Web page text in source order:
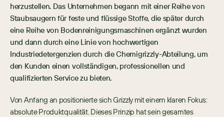
herzustellen. Das Unternehmen begann mit einer Reihe von
Staubsaugern für feste und flüssige Stoffe, die später durch
eine Reihe von Bodenreinigungsmaschinen ergänzt wurden
und dann durch eine Linie von hochwertigen
Industriedetergenzien durch die Chemigrizzly-Abteilung, um
den Kunden einen vollständigen, professionellen und
qualifizierten Service zu bieten.
Von Anfang an positionierte sich Grizzly mit einem klaren Fokus:
absolute Produktqualität. Dieses Prinzip hat sein gesamtes